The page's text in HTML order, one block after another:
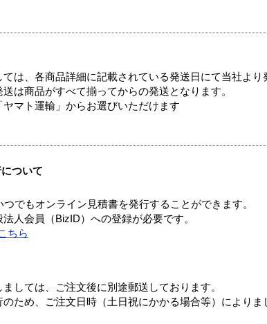
は、各商品詳細に記載されている発送日にて当社より
は商品がすべて揃ってからの発送となります。
マト運輸」からお選びいただけます
ついて
でもオンライン見積書を発行することができます。
人会員（BizID）への登録が必要です。
ちら
しては、ご注文後に別途郵送しております。
ため、ご注文日時（土日祝にかかる場合等）により